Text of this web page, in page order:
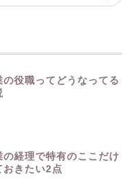
の役職ってどうなってる
の経理で特有のここだけ
おきたい2点